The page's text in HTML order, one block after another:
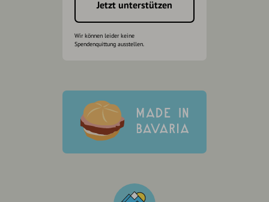
Jetzt unterstützen
Wir können leider keine
Spendenquittung ausstellen.